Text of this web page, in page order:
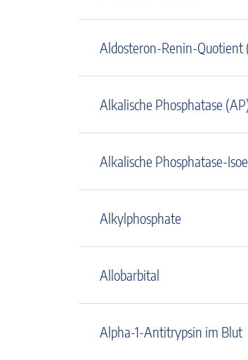
Aldosteron-Renin-Quotient
Alkalische Phosphatase
Alkalische Phosphatase-
Alkylphosphate
Allobarbital
Alpha-1-Antitrypsin im Blut